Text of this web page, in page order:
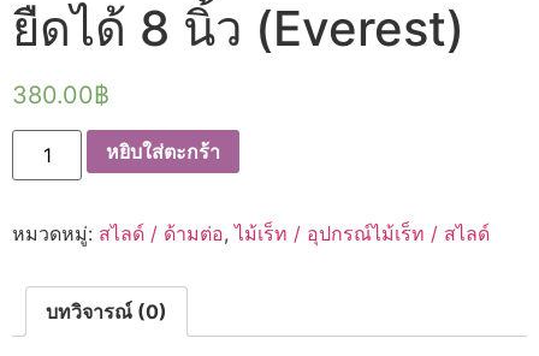
ยืดได้ 8 นิ้ว (Everest)
380.00฿
จำนวน
ต่อ
6
ได้
นิ้ว
หยิบใส่ตะกร้า
หมวดหมู่: สไลด์ / ด้ามต่อ,ไม้เร็ท / อุปกรณ์ไม้เร็ท / สไลด์
บทวิจารณ์ (0)